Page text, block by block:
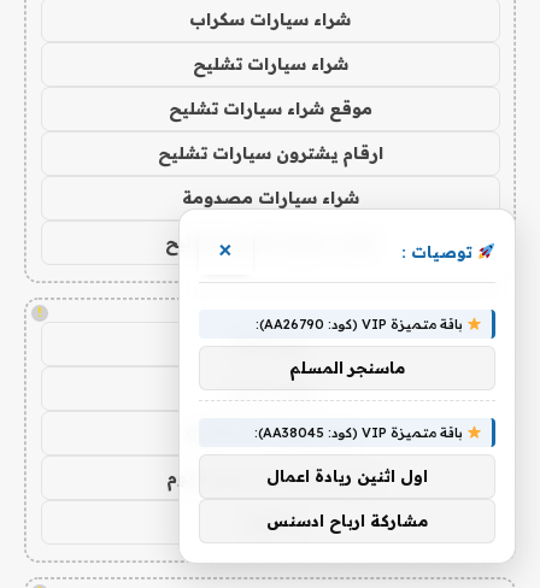
شراء سيارات سكراب
شراء سيارات تشليح
موقع شراء سيارات تشليح
ارقام يشترون سيارات تشليح
شراء سيارات مصدومة
شراء سيارات قديمة تشليح
!
كورة 365
كورة سيتي
جول العرب goalarab
بث مباشر ريال مدريد اليوم
يلا لايف
توصيات : ×
باقة متميزة VIP (كود: AA26790):
ماسنجر المسلم
باقة متميزة VIP (كود: AA38045):
اول اثنين ريادة اعمال
مشاركة ارباح ادسنس